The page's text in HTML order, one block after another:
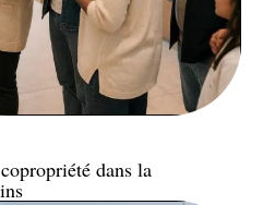
dans la